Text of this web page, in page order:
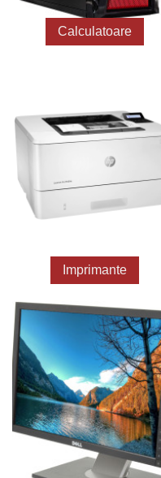
Calculatoare
Imprimante